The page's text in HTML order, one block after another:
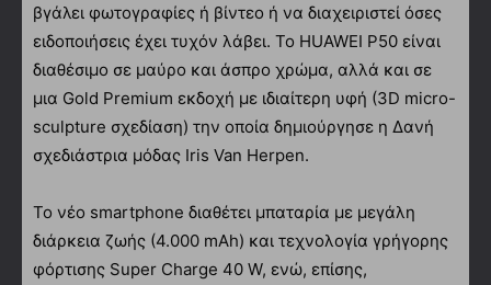
βγάλει φωτογραφίες ή βίντεο ή να διαχειριστεί όσες
ειδοποιήσεις έχει τυχόν λάβει. Το HUAWEI P50 είναι
διαθέσιμο σε μαύρο και άσπρο χρώμα, αλλά και σε
μια Gold Premium εκδοχή με ιδιαίτερη υφή (3D micro-
sculpture σχεδίαση) την οποία δημιούργησε η Δανή
σχεδιάστρια μόδας Ιris Van Herpen.
Το νέο smartphone διαθέτει μπαταρία με μεγάλη
διάρκεια ζωής (4.000 mAh) και τεχνολογία γρήγορης
φόρτισης Super Charge 40 W, ενώ, επίσης,